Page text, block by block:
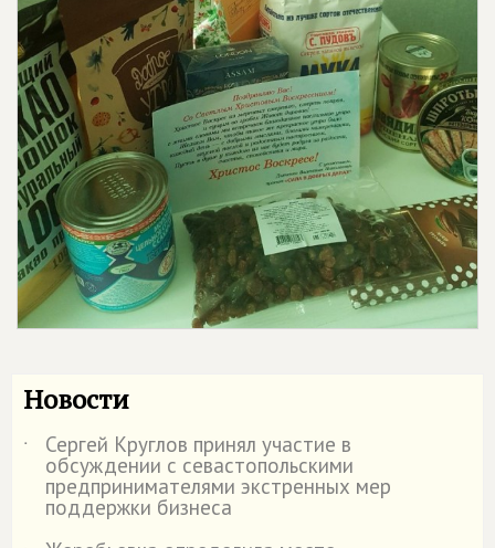
Новости
˙ Сергей Круглов принял участие в
обсуждении с севастопольскими
предпринимателями экстренных мер
поддержки бизнеса